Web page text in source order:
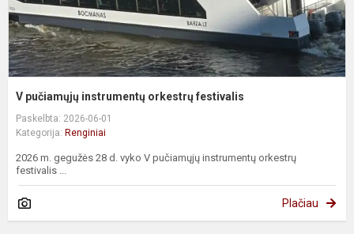
V pučiamųjų instrumentų orkestrų festivalis
Paskelbta: 2026-06-01
Kategorija: Renginiai
2026 m. gegužės 28 d. vyko V pučiamųjų instrumentų orkestrų
festivalis ...
Plačiau